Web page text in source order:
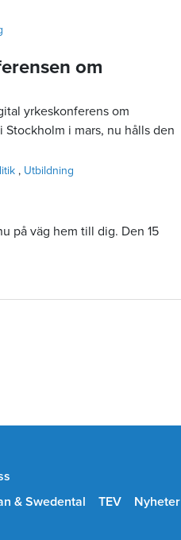
om
yrkeskonferens om
i mars, nu hålls den
Utbildning
på väg hem till dig. Den 15
& Swedental TEV Nyheter